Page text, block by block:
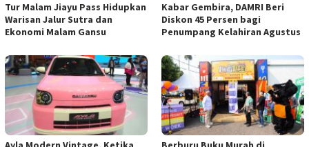
Tur Malam Jiayu Pass Hidupkan
Warisan Jalur Sutra dan
Ekonomi Malam Gansu
Kabar Gembira, DAMRI Beri
Diskon 45 Persen bagi
Penumpang Kelahiran Agustus